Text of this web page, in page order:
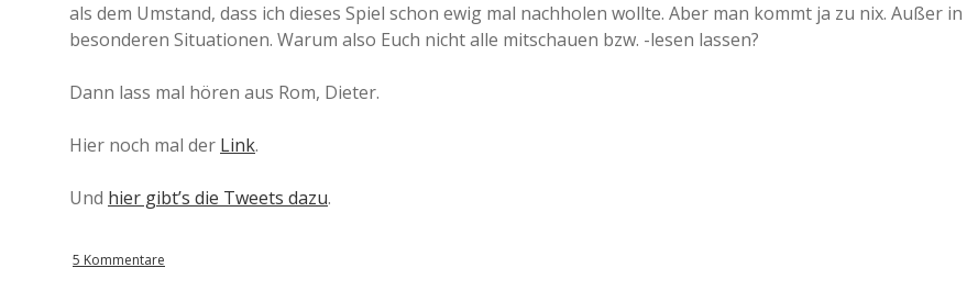
als dem Umstand, dass ich dieses Spiel schon ewig mal nachholen wollte. Aber man kommt ja zu nix. Außer in
besonderen Situationen. Warum also Euch nicht alle mitschauen bzw. -lesen lassen?
Dann lass mal hören aus Rom, Dieter.
Hier noch mal der Link.
Und hier gibt’s die Tweets dazu.
5 Kommentare